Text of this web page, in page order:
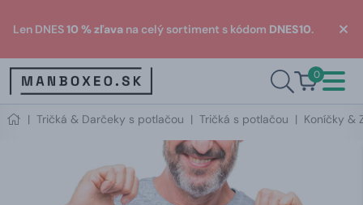
Len DNES10 % zľava na celý sortiment s kódom DNES10.
0
| Tričká & Darčeky s potlačou | Tričká s potlačou | Koníčky &